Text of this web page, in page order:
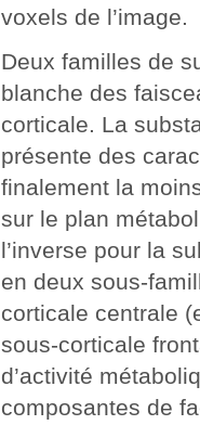
voxels de l’image.
Deux familles de
blanche des
corticale. La
présente des
finalement la
sur le plan
l’inverse pour la
en deux sous-
corticale centrale
sous-corticale
d’activité
composantes de